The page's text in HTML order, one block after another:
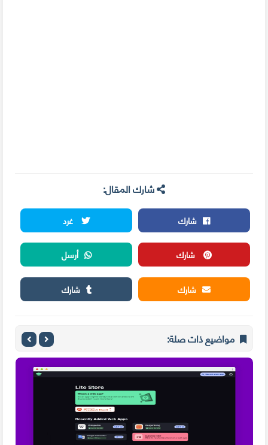
شارك المقال:
شارك
غرد
شارك
أرسل
شارك
شارك
مواضيع ذات صلة: